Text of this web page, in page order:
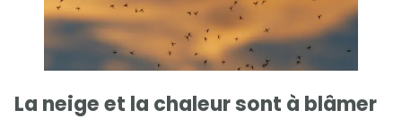
La neige et la chaleur sont à blâmer